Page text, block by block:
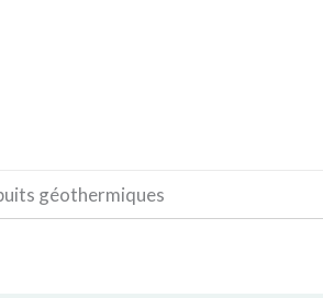
géothermiques